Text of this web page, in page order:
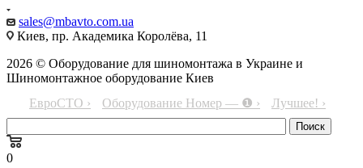
sales@mbavto.com.ua
Киев, пр. Академика Королёва, 11
2026 © Оборудование для шиномонтажа в Украине и
Шиномонтажное оборудование Киев
ЕвроСТО ›
Оборудование Номер — ❶ › Лучшее! ›
0